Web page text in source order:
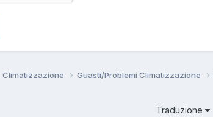
Climatizzazione Guasti/Problemi Climatizzazione
Traduzione